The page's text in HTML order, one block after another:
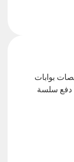
بوابات
دفع سلسة